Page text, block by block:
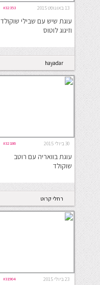
13 באוגוסט 2015 #32353
עוגת שיש עם שבילי שוקולד
וזיגוג לוטוס
hayadar
30 ביולי 2015 #32186
עוגת בוואריה עם רוטב
שוקולד
רחלי קרוט
23 ביולי 2015 #31904